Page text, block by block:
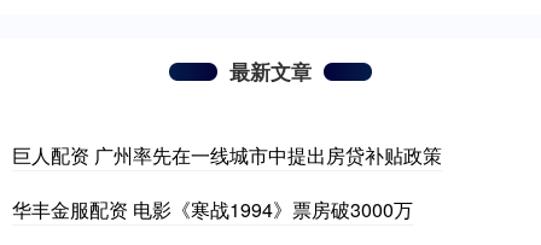
最新文章
巨人配资 广州率先在一线城市中提出房贷补贴政策
华丰金服配资 电影《寒战1994》票房破3000万